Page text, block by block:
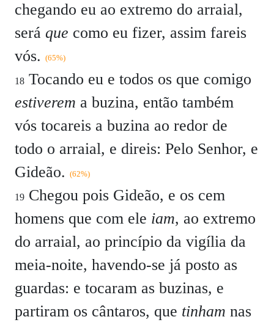
chegando eu ao extremo do arraial,
será que como eu fizer, assim fareis
vós. (65%)
18 Tocando eu e todos os que comigo
estiverem a buzina, então também
vós tocareis a buzina ao redor de
todo o arraial, e direis: Pelo Senhor, e
Gideão. (62%)
19 Chegou pois Gideão, e os cem
homens que com ele iam, ao extremo
do arraial, ao princípio da vigília da
meia-noite, havendo-se já posto as
guardas: e tocaram as buzinas, e
partiram os cântaros, que tinham nas